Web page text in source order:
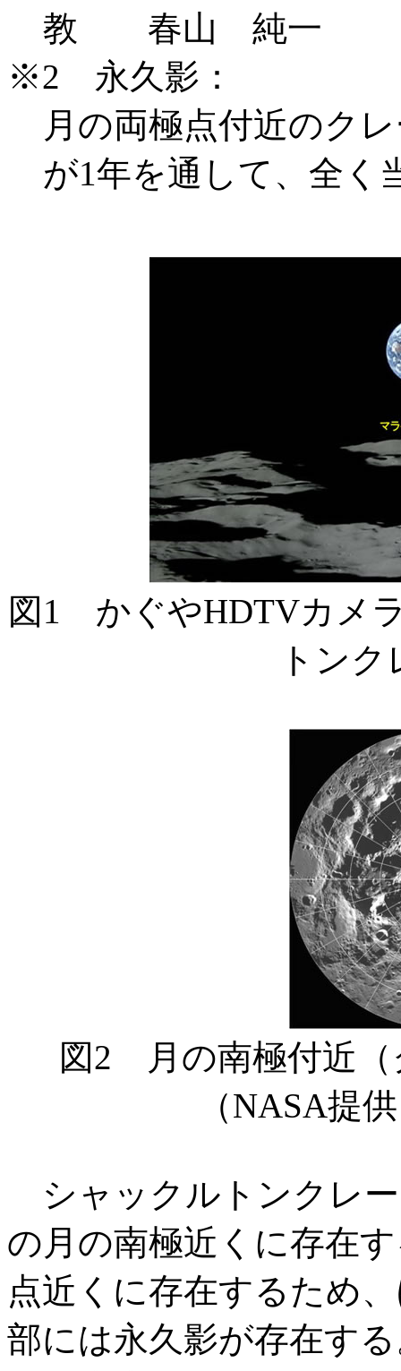
教 春山 純一
※2 永久影：
月の両極点付近のク
が1年を通して、全く
図1 かぐやHDTVカメ
トン
図2 月の南極付近（
（NASA提
シャックルトンクレー
の月の南極近くに存在
点近くに存在するため
部には永久影が存在す